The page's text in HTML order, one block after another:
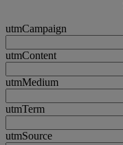
utmCampaign
utmContent
utmMedium
utmTerm
utmSource